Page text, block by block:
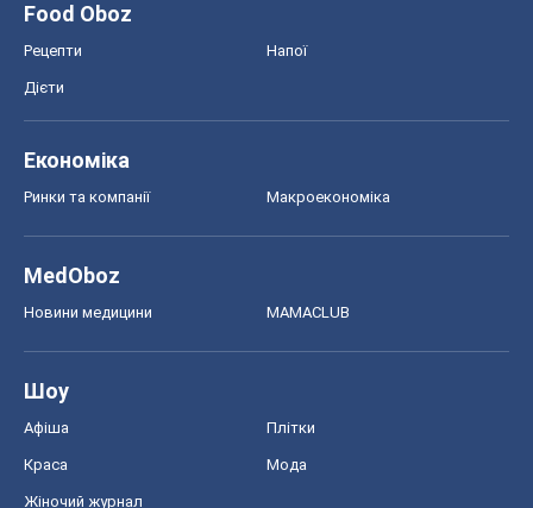
Food Oboz
Рецепти Напої
Дієти
Економіка
Ринки та компанії Макроекономіка
MedOboz
Новини медицини MAMACLUB
Шоу
Афіша Плітки
Краса Мода
Жіночий журнал